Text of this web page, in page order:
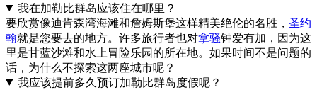
我在加勒比群岛应该住在哪里？
要欣赏像迪肯森湾海滩和詹姆斯堡这样精美绝伦的名胜， 圣约
翰就是您要去的地方。许多旅行者也对拿骚钟爱有加，因为这
里是甘蓝沙滩和水上冒险乐园的所在地。如果时间不是问题的
话，为什么不探索这两座城市呢？
我应该提前多久预订加勒比群岛度假呢？